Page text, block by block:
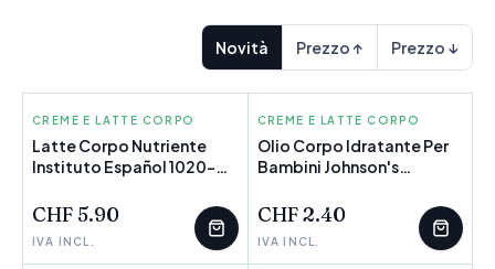
Novità Prezzo ↑ Prezzo ↓
INSTITUTO ESPAÑOL
POCHI PEZZI
CREME E LATTE CORPO
Latte Corpo Nutriente
Instituto Español 1020-
CHF 5.90
IVA INCL.
JOHNSON'S
POCHI PEZZI
CREME E LATTE CORPO
Olio Corpo Idratante Per
Bambini Johnson's
Neonato 300 ml
CHF 2.40
IVA INCL.